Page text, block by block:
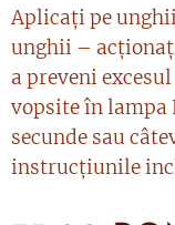
Aplicați pe
unghii –
a preveni
vopsite în lampa
secunde sau
instrucțiunile